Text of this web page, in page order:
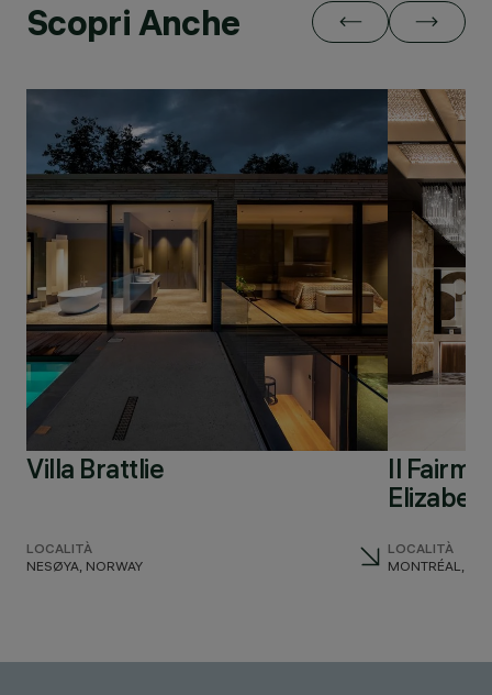
Scopri Anche
Villa Brattlie
LOCALITÀ
NESØYA, NORWAY
Il
LOCALITÀ
MONTRÉAL,